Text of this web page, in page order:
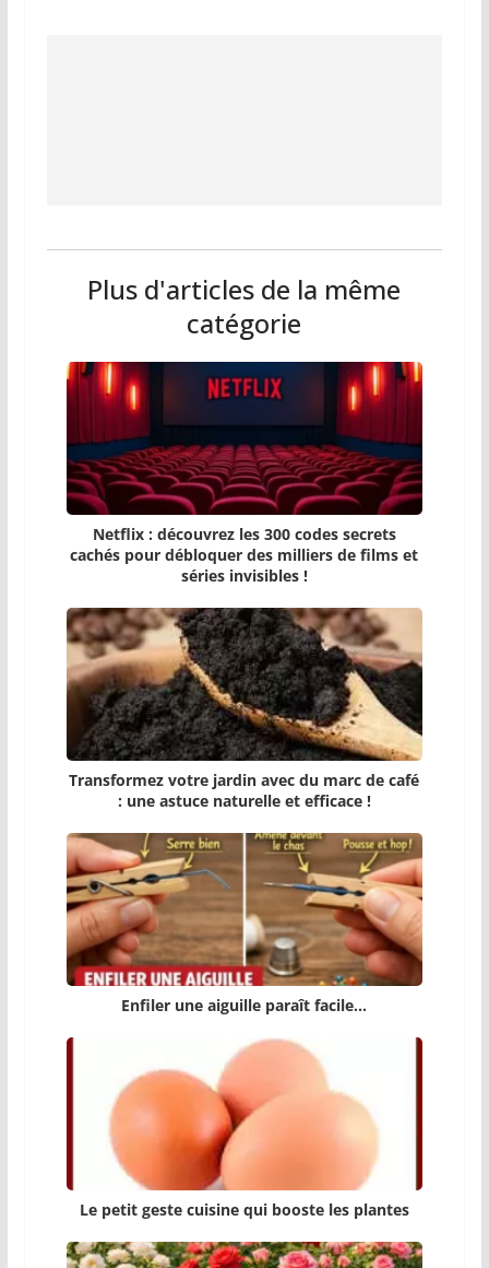
Plus d'articles de la même
catégorie
Netflix : découvrez les 300 codes secrets
cachés pour débloquer des milliers de films et
séries invisibles !
Transformez votre jardin avec du marc de café
: une astuce naturelle et efficace !
Enfiler une aiguille paraît facile…
Le petit geste cuisine qui booste les plantes